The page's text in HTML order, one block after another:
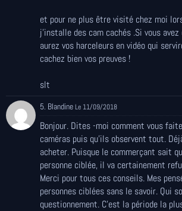
et pour ne plus être visité chez moi
j'installe des cam cachés .Si vous avez
aurez vos harceleurs en vidéo qui
cachez bien vos preuves !
slt
5. Blandine Le 11/09/2018
Bonjour. Dites -moi comment vous
caméras puis qu'ils observent tout.
acheter. Puisque le commerçant sait
personne ciblée, il va certainement
Merci pour tous ces conseils. Mes
personnes ciblées sans le savoir. Qui
questionnement. C'est la période la